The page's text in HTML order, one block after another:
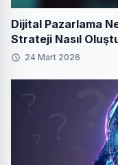
Dijital Pazarlama
Strateji Nasıl
24 Mart 2026